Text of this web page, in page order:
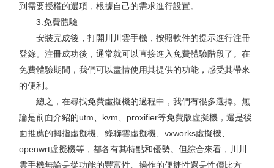
到需要授權的選項，根據自己的需求進行設置。
3.免費體驗
安裝完成後，打開川川雲手機，按照軟件的提示進行注冊
登錄。注冊成功後，通常就可以直接進入免費體驗階段了。在
免費體驗期間，我們可以盡情使用其提供的功能，感受其帶來
的便利。
總之，在尋找免費虛擬機的過程中，我們有很多選擇。無
論是前面介紹的utm、kvm、proxifier等免費版虛擬機，還是後
面推薦的拇指虛擬機、綠聯雲虛擬機、vxworks虛擬機、
openwrt虛擬機等，都各有其特點和優勢。但綜合來看，川川
雲手機無論是從功能的豐富性、操作的便捷性還是性價比方